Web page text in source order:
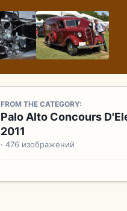
FROM THE CATEGORY:
Palo Alto Concours
2011
· 476 изображений